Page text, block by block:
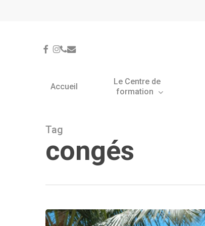
facebook
instagram
phone
email
Accueil
Le Centre de
formation
Tag
congés
Fermeture
estivale